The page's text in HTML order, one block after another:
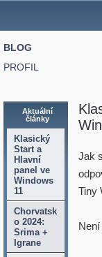
BLOG
PROFIL
Aktuální
články
Klasický
Start a
Hlavní
panel ve
Windows
11
Chorvatsk
o 2024:
Srima +
Igrane
Jak
Tiny